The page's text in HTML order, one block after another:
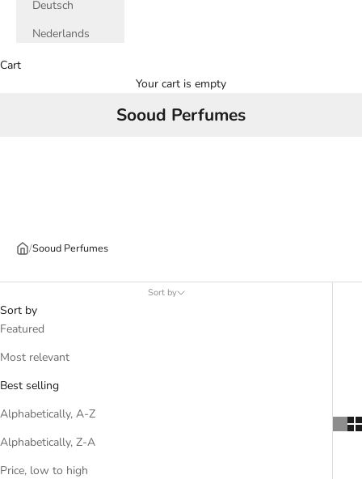
Deutsch
Nederlands
Cart
Your cart is empty
Sooud Perfumes
/Sooud Perfumes
Sort by
Sort by
Featured
Most relevant
Best selling
Alphabetically, A-Z
Alphabetically, Z-A
Price, low to high